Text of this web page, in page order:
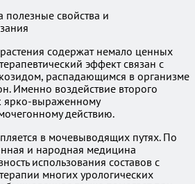
содержат немало ценных
эффект связан с
распадающимся в организме
Именно воздействие второго
ярко-выраженному
действию.
в мочевыводящих путях. По
и народная медицина
использования составов с
многих урологических